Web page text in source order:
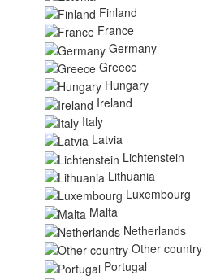
Finland
France
Germany
Greece
Hungary
Ireland
Italy
Latvia
Lichtenstein
Lithuania
Luxembourg
Malta
Netherlands
Other country
Portugal